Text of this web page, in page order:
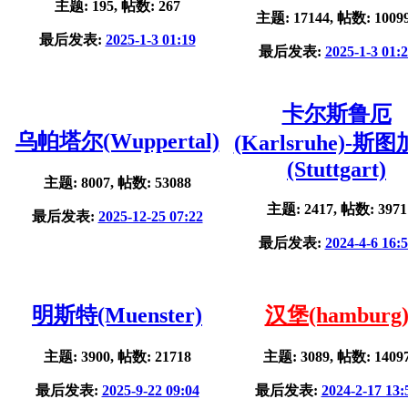
主题: 195, 帖数: 267
最后发表: 2025-1-3 01:19
主题: 17144, 帖数:
最后发表: 2025-1-3
乌帕塔尔(Wuppertal)
主题: 8007, 帖数: 53088
最后发表: 2025-12-25 07:22
卡尔斯鲁厄
(Karlsruhe)-斯图
(Stuttgart)
主题: 2417, 帖数: 3971
最后发表: 2024-4-6
明斯特(Muenster)
主题: 3900, 帖数: 21718
最后发表: 2025-9-22 09:04
汉堡(hamburg)
主题: 3089, 帖数:
最后发表: 2024-2-17